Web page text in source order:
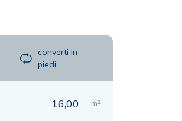
converti in
piedi
16,00 m²